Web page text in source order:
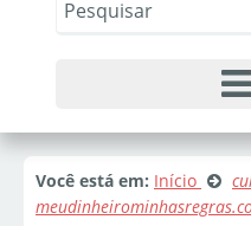
Você está em: Início